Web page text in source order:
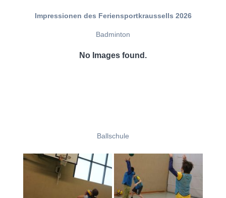
Impressionen des Feriensportkraussells 2026
Badminton
No Images found.
Ballschule